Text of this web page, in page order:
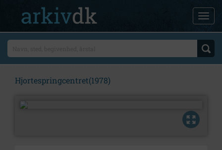
Hjortespringcentret(1978)